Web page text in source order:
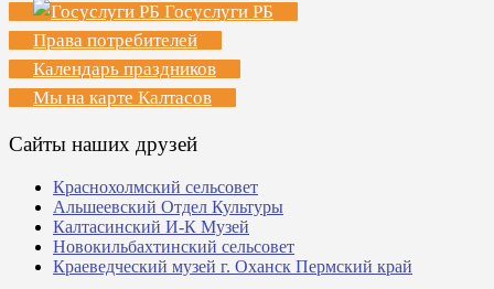
Госуслуги РБ
Права потребителей
Календарь праздников
Мы на карте Калтасов
Сайты наших друзей
Краснохолмский сельсовет
Альшеевский Отдел Культуры
Калтасинский И-К Музей
Новокильбахтинский сельсовет
Краеведческий музей г. Оханск Пермский край